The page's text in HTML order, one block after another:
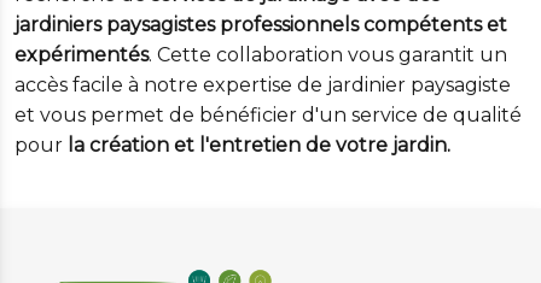
jardiniers paysagistes professionnels compétents et
expérimentés. Cette collaboration vous garantit un
accès facile à notre expertise de jardinier paysagiste
et vous permet de bénéficier d'un service de qualité
pour la création et l'entretien de votre jardin.